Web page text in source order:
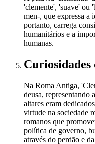
'clemente', 'suave' ou
men-, que expressa a
portanto, carrega
humanitários e a
humanas.
Curiosidades
Na Roma Antiga,
deusa, representando
altares eram
virtude na sociedade
romanos que
política de governo,
através do perdão e